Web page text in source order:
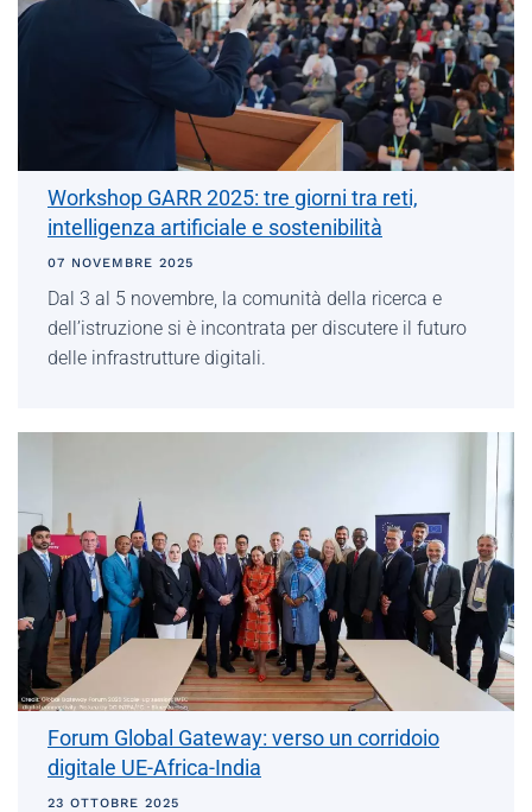
Workshop GARR 2025: tre giorni tra reti,
intelligenza artificiale e sostenibilità
07 NOVEMBRE 2025
Dal 3 al 5 novembre, la comunità della ricerca e
dell’istruzione si è incontrata per discutere il futuro
delle infrastrutture digitali.
Forum Global Gateway: verso un corridoio
digitale UE-Africa-India
23 OTTOBRE 2025